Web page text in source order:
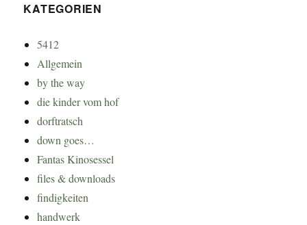
KATEGORIEN
5412
Allgemein
by the way
die kinder vom hof
dorftratsch
down goes…
Fantas Kinosessel
files & downloads
findigkeiten
handwerk